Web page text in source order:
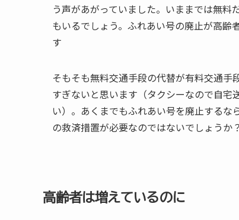
う声があがっていました。いままでは無
もいるでしょう。ふれあい号の廃止が高齢
す
そもそも無料交通手段の代替が有料交通
すぎないと思います（タクシーなので自
い）。あくまでもふれあい号を廃止する
の救済措置が必要なのではないでしょうか？
高齢者は増えているのに